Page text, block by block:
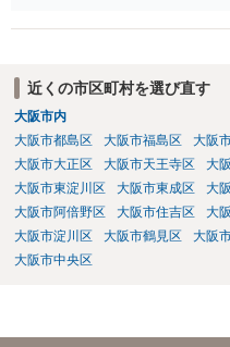
は成立していません。当初の返
です。 分割拒否と一括請求の
払いには同意していないため、
伝えます。 相手の本名・住所の
訴訟など）をとるには、相手の
まず本名や住所の特定を進めて
（Switch2等）の事実も踏まえ、
勢で交渉に臨むのが現実的かと
近くの市区町村を選び直す
大阪市内
大阪市都島区
大阪市福島区 大阪
大阪市大正区
大阪市天王寺区 大
大阪市東淀川区
大阪市東成区 大
大阪市阿倍野区
大阪市住吉区 大
大阪市淀川区
大阪市鶴見区 大阪
大阪市中央区